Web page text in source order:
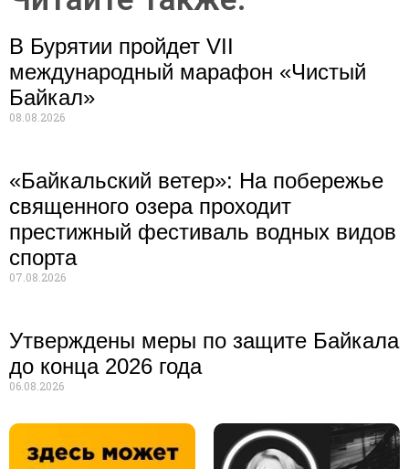
В Бурятии пройдет VII
международный марафон «Чистый
Байкал»
08.08.2026
«Байкальский ветер»: На побережье
священного озера проходит
престижный фестиваль водных видов
спорта
07.08.2026
Утверждены меры по защите Байкала
до конца 2026 года
06.08.2026